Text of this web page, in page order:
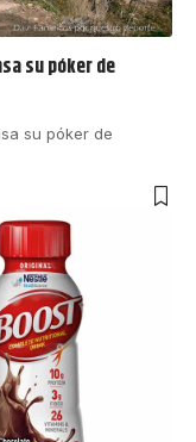
su póker de
su póker de